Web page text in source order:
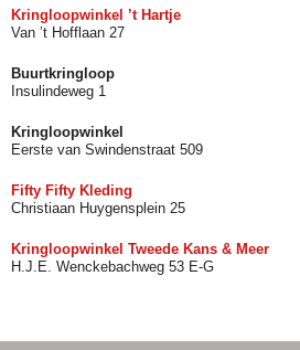
Kringloopwinkel ’t Hartje
Van ’t Hofflaan 27
Buurtkringloop
Insulindeweg 1
Kringloopwinkel
Eerste van Swindenstraat 509
Fifty Fifty Kleding
Christiaan Huygensplein 25
Kringloopwinkel Tweede Kans & Meer
H.J.E. Wenckebachweg 53 E-G